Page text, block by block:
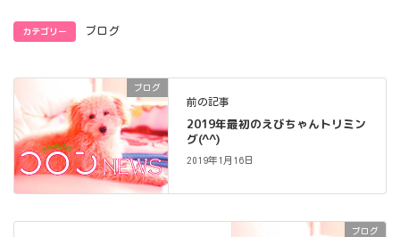
カテゴリー ブログ
ブログ
前の記事
2019年最初のえびちゃんトリミン
グ(^^)
2019年1月16日
ブログ